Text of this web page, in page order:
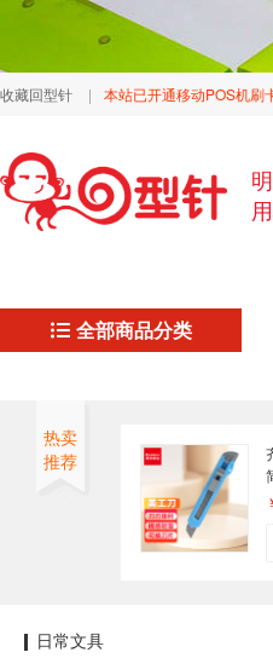
收藏回型针 | 本站已开通移动POS机刷
全部商品分类
热卖
推荐
日常文具